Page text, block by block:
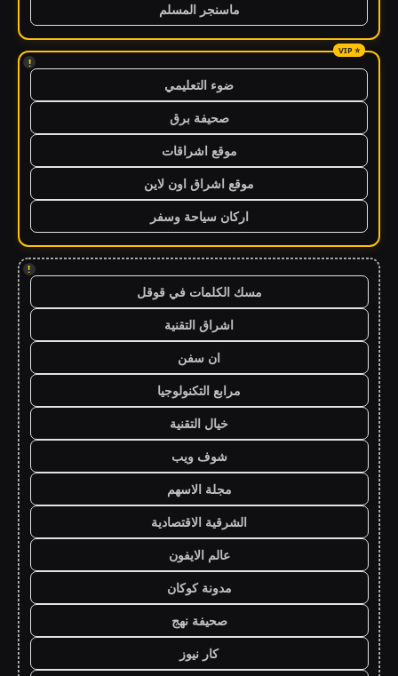
ماسنجر المسلم
!
ضوء التعليمي
صحيفة برق
موقع اشراقات
موقع اشراق اون لاين
اركان سياحة وسفر
!
مسك الكلمات في قوقل
اشراق التقنية
ان سفن
مرابع التكنولوجيا
خيال التقنية
شوف ويب
مجلة الاسهم
الشرقية الاقتصادية
عالم الايفون
مدونة كوكان
صحيفة نهج
كار نيوز